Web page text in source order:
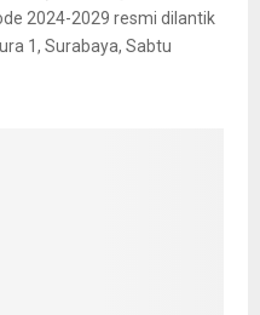
2024-2029 resmi dilantik
1, Surabaya, Sabtu